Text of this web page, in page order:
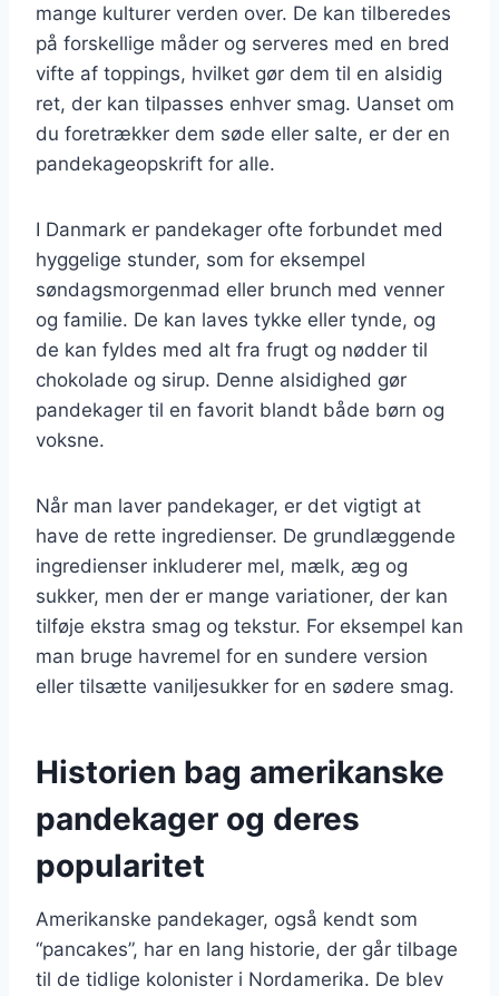
mange kulturer verden over. De kan tilberedes
på forskellige måder og serveres med en bred
vifte af toppings, hvilket gør dem til en alsidig
ret, der kan tilpasses enhver smag. Uanset om
du foretrækker dem søde eller salte, er der en
pandekageopskrift for alle.
I Danmark er pandekager ofte forbundet med
hyggelige stunder, som for eksempel
søndagsmorgenmad eller brunch med venner
og familie. De kan laves tykke eller tynde, og
de kan fyldes med alt fra frugt og nødder til
chokolade og sirup. Denne alsidighed gør
pandekager til en favorit blandt både børn og
voksne.
Når man laver pandekager, er det vigtigt at
have de rette ingredienser. De grundlæggende
ingredienser inkluderer mel, mælk, æg og
sukker, men der er mange variationer, der kan
tilføje ekstra smag og tekstur. For eksempel kan
man bruge havremel for en sundere version
eller tilsætte vaniljesukker for en sødere smag.
Historien bag amerikanske
pandekager og deres
popularitet
Amerikanske pandekager, også kendt som
“pancakes”, har en lang historie, der går tilbage
til de tidlige kolonister i Nordamerika. De blev